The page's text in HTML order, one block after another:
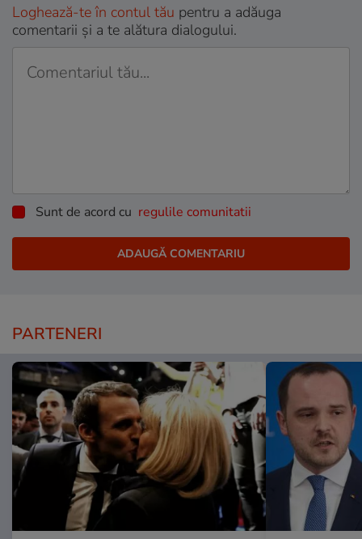
Loghează-te în contul tău pentru a adăuga
comentarii și a te alătura dialogului.
Sunt de acord cu regulile comunitatii
PARTENERI